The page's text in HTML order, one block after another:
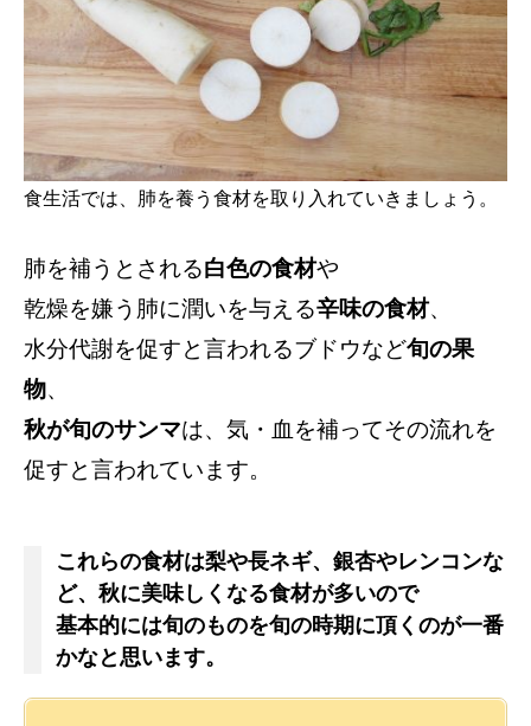
食生活では、肺を養う食材を取り入れていきましょう。
肺を補うとされる白色の食材や
乾燥を嫌う肺に潤いを与える辛味の食材、
水分代謝を促すと言われるブドウなど旬の果
物、
秋が旬のサンマは、気・血を補ってその流れを
促すと言われています。
これらの食材は梨や長ネギ、銀杏やレンコンな
ど、秋に美味しくなる食材が多いので
基本的には旬のものを旬の時期に頂くのが一番
かなと思います。